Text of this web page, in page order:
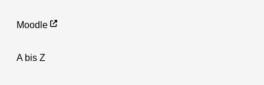
Moodle
A bis Z